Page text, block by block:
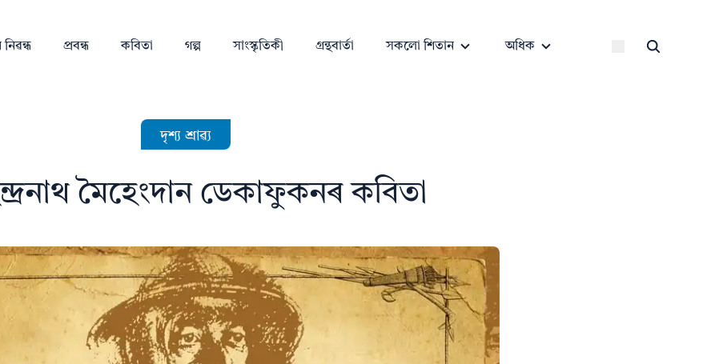
নিৱন্ধ প্ৰবন্ধ কবিতা গল্প সাংস্কৃতিকী গ্ৰন্থবাৰ্তা সকলো শিতান অধিক
দৃশ্য শ্ৰাৱ্য
মৈহেংদান ডেকাফুকনৰ কবিতা